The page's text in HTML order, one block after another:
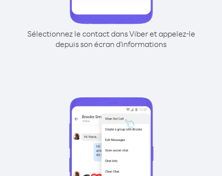
Sélectionnez le contact dans Viber et appelez-le
depuis son écran d'informations